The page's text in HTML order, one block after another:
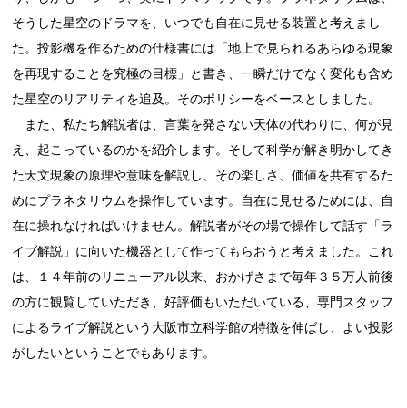
そうした星空のドラマを、いつでも自在に見せる装置と考えまし
た。投影機を作るための仕様書には「地上で見られるあらゆる現象
を再現することを究極の目標」と書き、一瞬だけでなく変化も含め
た星空のリアリティを追及。そのポリシーをベースとしました。
また、私たち解説者は、言葉を発さない天体の代わりに、何が見
え、起こっているのかを紹介します。そして科学が解き明かしてき
た天文現象の原理や意味を解説し、その楽しさ、価値を共有するた
めにプラネタリウムを操作しています。自在に見せるためには、自
在に操れなければいけません。解説者がその場で操作して話す「ラ
イブ解説」に向いた機器として作ってもらおうと考えました。これ
は、１４年前のリニューアル以来、おかげさまで毎年３５万人前後
の方に観覧していただき、好評価もいただいている、専門スタッフ
によるライブ解説という大阪市立科学館の特徴を伸ばし、よい投影
がしたいということでもあります。